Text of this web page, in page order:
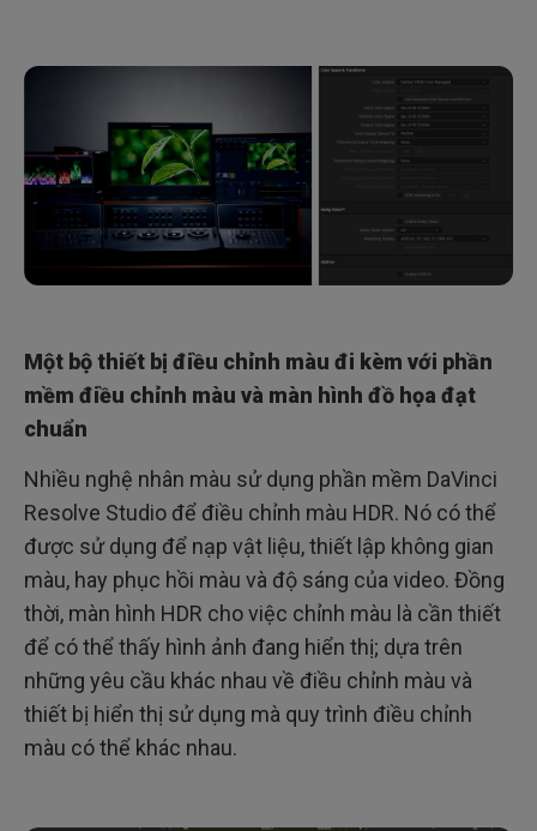
Một bộ thiết bị điều chỉnh màu đi kèm với phần
mềm điều chỉnh màu và màn hình đồ họa đạt
chuẩn
Nhiều nghệ nhân màu sử dụng phần mềm DaVinci
Resolve Studio để điều chỉnh màu HDR. Nó có thể
được sử dụng để nạp vật liệu, thiết lập không gian
màu, hay phục hồi màu và độ sáng của video. Đồng
thời, màn hình HDR cho việc chỉnh màu là cần thiết
để có thể thấy hình ảnh đang hiển thị; dựa trên
những yêu cầu khác nhau về điều chỉnh màu và
thiết bị hiển thị sử dụng mà quy trình điều chỉnh
màu có thể khác nhau.